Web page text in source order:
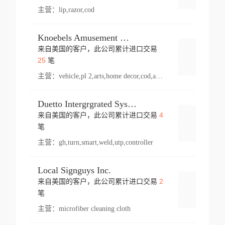
主营： lip,razor,cod
Knoebels Amusement Resort
来自美国的客户，此公司累计进口交易
25笔
主营： vehicle,pl 2,arts,home decor,cod,amusement ride,sea
Duetto Intergrgrated Systems Inc.
来自美国的客户，此公司累计进口交易 4
笔
主营： gh,turn,smart,weld,utp,controller
Local Signguys Inc.
来自美国的客户，此公司累计进口交易 2
笔
主营： microfiber cleaning cloth